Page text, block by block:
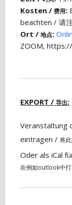
Kosten /费用:
beachten / 请
Ort /地点:
ZOOM,
EXPORT /导出:
Veranstaltung
eintragen /将
Oder als iCal
在例如outlook中